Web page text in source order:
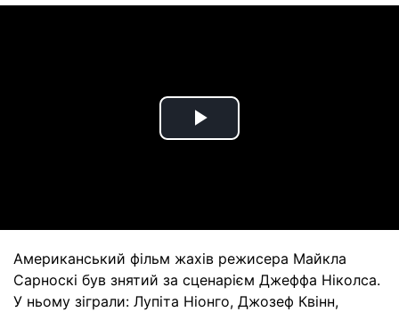
Play
Американський фільм жахів режисера Майкла
Сарноскі був знятий за сценарієм Джеффа Ніколса.
У ньому зіграли: Лупіта Ніонго, Джозеф Квінн,